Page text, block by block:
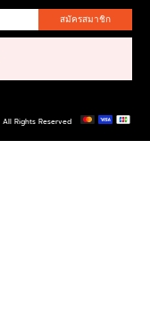
สมัครสมาชิก
All Rights Reserved